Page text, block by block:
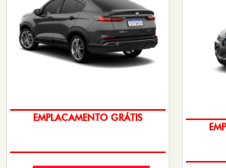
OPORTUNIDADE